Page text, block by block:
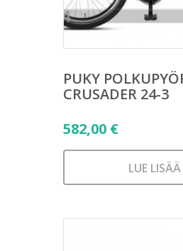
PUKY
CRUSADER 24-3
582,00 €
LUE